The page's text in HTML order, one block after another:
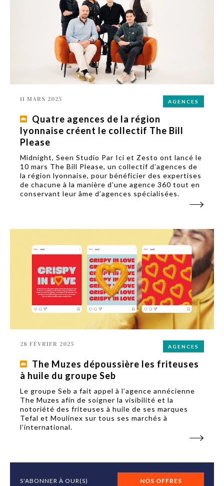
AGENCES
11 MARS 2025
Quatre agences de la région
lyonnaise créent le collectif The Bill
Please
Midnight, Seen Studio Par Ici et Zesto ont lancé le
10 mars The Bill Please, un collectif d’agences de
la région lyonnaise, pour bénéficier des expertises
de chacune à la manière d’une agence 360 tout en
conservant leur âme d’agences spécialisées.
AGENCES
28 FÉVRIER 2025
The Muzes dépoussière les friteuses
à huile du groupe Seb
Le groupe Seb a fait appel à l’agence annécienne
The Muzes afin de soigner la visibilité et la
notoriété des friteuses à huile de ses marques
Tefal et Moulinex sur tous ses marchés à
l’international.
S'ABONNER À OUR(S) NOS OFFRES